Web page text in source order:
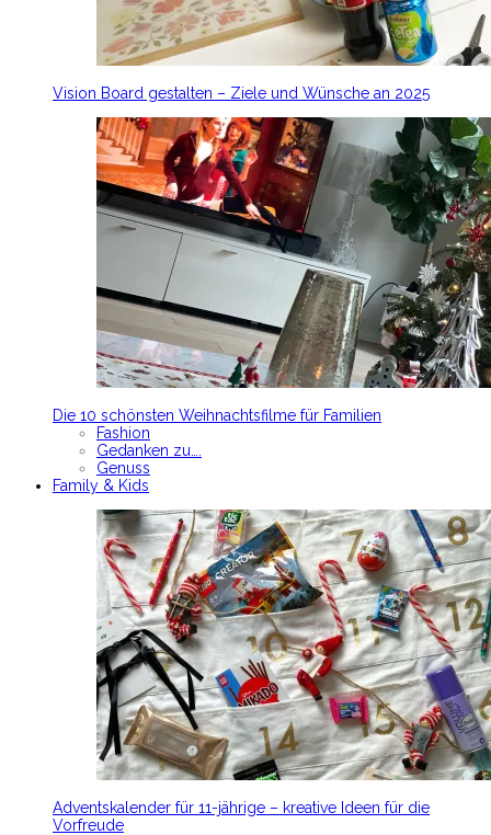
Vision Board gestalten – Ziele und Wünsche an 2025
Die 10 schönsten Weihnachtsfilme für Familien
Fashion
Gedanken zu….
Genuss
Family & Kids
Adventskalender für 11-jährige – kreative Ideen für die
Vorfreude